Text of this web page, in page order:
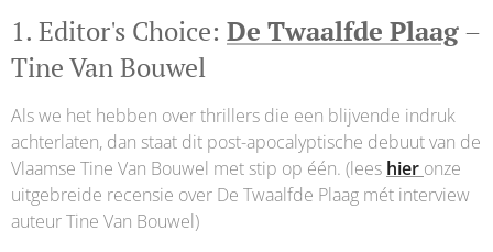
1. Editor's Choice: De Twaalfde Plaag–
Tine Van Bouwel
Als we het hebben over thrillers die een blijvende indruk
achterlaten, dan staat dit post-apocalyptische debuut van de
Vlaamse Tine Van Bouwel met stip op één. (lees hier onze
uitgebreide recensie over De Twaalfde Plaag mét interview
auteur Tine Van Bouwel)